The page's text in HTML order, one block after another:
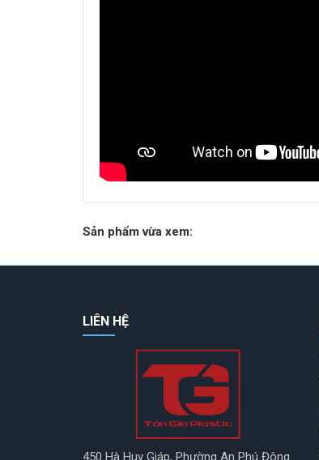
Sản phẩm vừa xem:
LIÊN HỆ
450 Hà Huy Giáp, Phường An Phú Đông